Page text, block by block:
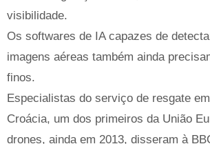
visibilidade.
Os softwares de IA capazes de
imagens aéreas também ainda
finos.
Especialistas do serviço de resgate
Croácia, um dos primeiros da União
drones, ainda em 2013, disseram à